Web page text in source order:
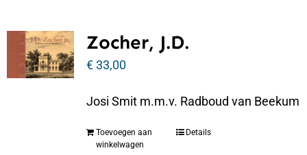
Zocher, J.D.
€33,00
Josi Smit m.m.v. Radboud van Beekum
Toevoegen aan
winkelwagen
Details